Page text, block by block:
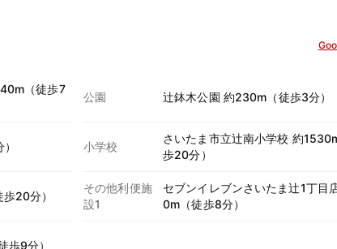
（徒歩7
公園 辻鉢木公園 約230m（徒歩3分）
小学校
さいたま市立辻南小学校 約
歩20分）
20分）
その他利便施
設1
セブンイレブンさいたま辻1丁目
0m（徒歩8分）
歩9分）